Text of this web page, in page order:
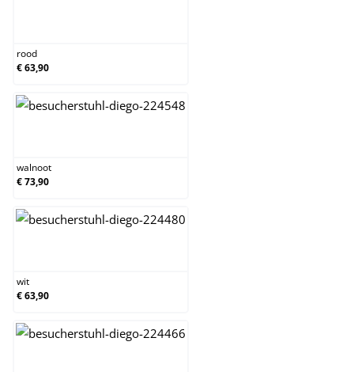
rood
€ 63,90
walnoot
€ 73,90
wit
€ 63,90